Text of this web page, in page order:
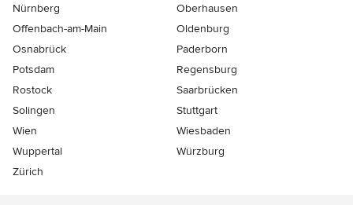
Nürnberg
Oberhausen
Offenbach-am-Main
Oldenburg
Osnabrück
Paderborn
Potsdam
Regensburg
Rostock
Saarbrücken
Solingen
Stuttgart
Wien
Wiesbaden
Wuppertal
Würzburg
Zürich